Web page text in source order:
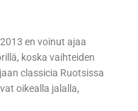
en voinut ajaa
koska vaihteiden
classicia Ruotsissa
oikealla jalalla,